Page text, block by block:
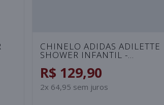
CHINELO PUMA LEADCAT -
ROSA/BRANCO
R$ 129,90
2x 64,95 sem juros